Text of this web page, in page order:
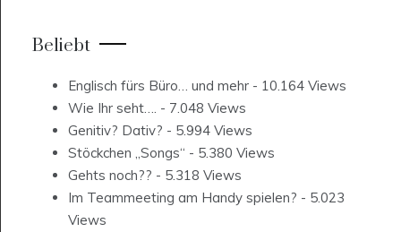
Beliebt
Englisch fürs Büro… und mehr - 10.164 Views
Wie Ihr seht…. - 7.048 Views
Genitiv? Dativ? - 5.994 Views
Stöckchen „Songs“ - 5.380 Views
Gehts noch?? - 5.318 Views
Im Teammeeting am Handy spielen? - 5.023
Views